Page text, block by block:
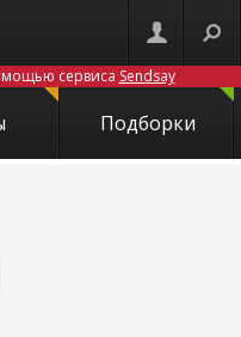
сервиса Sendsay
Подборки